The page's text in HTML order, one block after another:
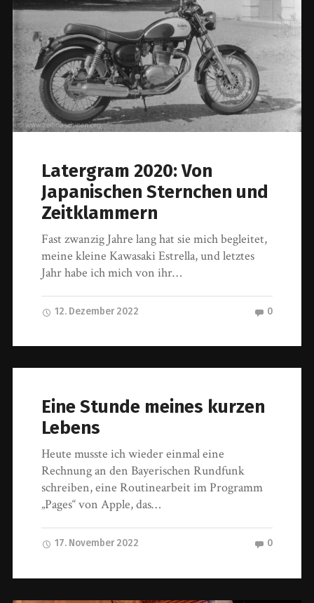
Latergram 2020: Von
Japanischen Sternchen und
Zeitklammern
Fast zwanzig Jahre lang hat sie mich begleitet,
meine kleine Kawasaki Estrella, und letztes
Jahr habe ich mich von ihr…
12. Dezember 2022 0
Eine Stunde meines kurzen
Lebens
Heute musste ich wieder einmal eine
Rechnung an den Bayerischen Rundfunk
schreiben, eine Routinearbeit im Programm
„Pages“ von Apple, das…
17. November 2022 0